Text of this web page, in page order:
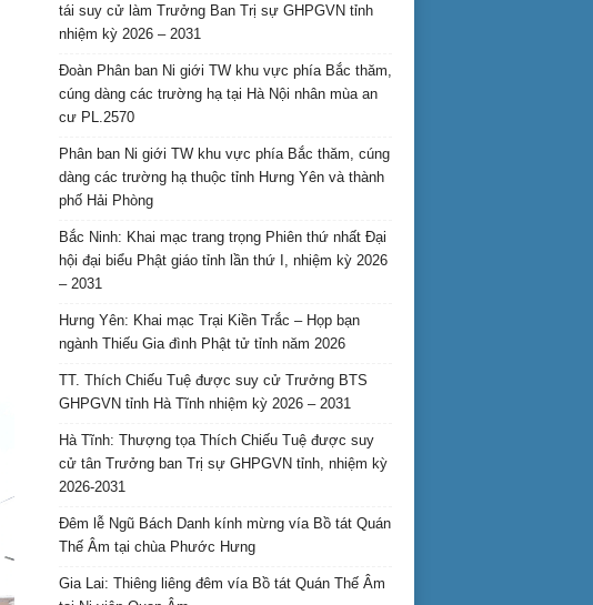
tái suy cử làm Trưởng Ban Trị sự GHPGVN tỉnh
nhiệm kỳ 2026 – 2031
Đoàn Phân ban Ni giới TW khu vực phía Bắc thăm,
cúng dàng các trường hạ tại Hà Nội nhân mùa an
cư PL.2570
Phân ban Ni giới TW khu vực phía Bắc thăm, cúng
dàng các trường hạ thuộc tỉnh Hưng Yên và thành
phố Hải Phòng
Bắc Ninh: Khai mạc trang trọng Phiên thứ nhất Đại
hội đại biểu Phật giáo tỉnh lần thứ I, nhiệm kỳ 2026
– 2031
Hưng Yên: Khai mạc Trại Kiền Trắc – Họp bạn
ngành Thiếu Gia đình Phật tử tỉnh năm 2026
TT. Thích Chiếu Tuệ được suy cử Trưởng BTS
GHPGVN tỉnh Hà Tĩnh nhiệm kỳ 2026 – 2031
Hà Tĩnh: Thượng tọa Thích Chiếu Tuệ được suy
cử tân Trưởng ban Trị sự GHPGVN tỉnh, nhiệm kỳ
2026-2031
Đêm lễ Ngũ Bách Danh kính mừng vía Bồ tát Quán
Thế Âm tại chùa Phước Hưng
Gia Lai: Thiêng liêng đêm vía Bồ tát Quán Thế Âm